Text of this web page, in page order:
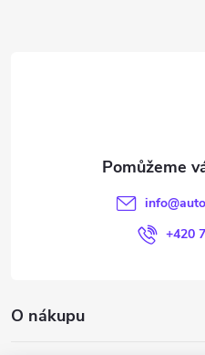
info@
+420
O nákupu